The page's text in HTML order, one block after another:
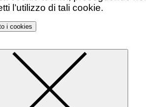
l’utilizzo di tali cookie.
i cookies